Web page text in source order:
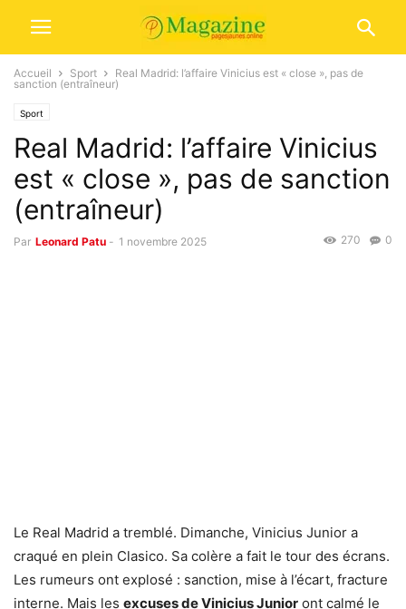
Accueil Sport
Real Madrid: l’affaire Vinicius est « close », pas de
sanction (entraîneur)
Sport
Real Madrid: l’affaire Vinicius
est « close », pas de sanction
(entraîneur)
Par Leonard Patu - 1 novembre 2025 0
270
Le Real Madrid a tremblé. Dimanche, Vinicius Junior a
craqué en plein Clasico. Sa colère a fait le tour des écrans.
Les rumeurs ont explosé : sanction, mise à l’écart, fracture
interne. Mais les excuses de Vinicius Junior ont calmé le